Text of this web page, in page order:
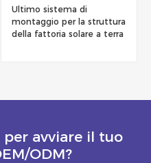
Ultimo sistema di
montaggio per la struttura
della fattoria solare a terra
avviare il tuo
ODM?